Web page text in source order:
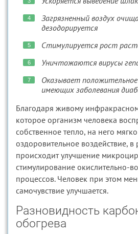
Загрязненный воздух
дезодорируется
Стимулируется рост
Уничтожаются вирусы
Оказывает
имеющих заболевания
Благодаря живому
которое организм человека
собственное тепло, на него
оздоровительное воздействие, в
происходит улучшение
стимулирование окислительно-
процессов. Человек при этом
самочувствие улучшается.
Разновидность
обогрева